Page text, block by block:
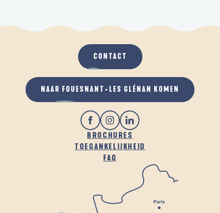
BROCHURES
TOEGANKELIJKHEID
FAQ
CONTACT
NAAR FOUESNANT-LES GLÉNAN KOMEN